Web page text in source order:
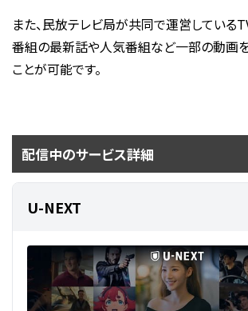
また、民放テレビ局が共同で運営している
番組の最新話や人気番組など一部の動画
ことが可能です。
配信中のサービス詳細
U-NEXT